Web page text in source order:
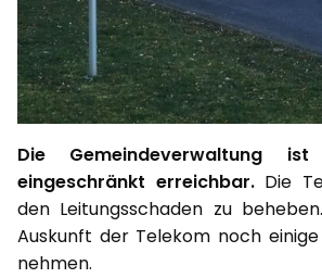
Die Gemeindeverwaltung
eingeschränkt erreichbar.Die
den Leitungsschaden zu
Auskunft der Telekom noch
nehmen.